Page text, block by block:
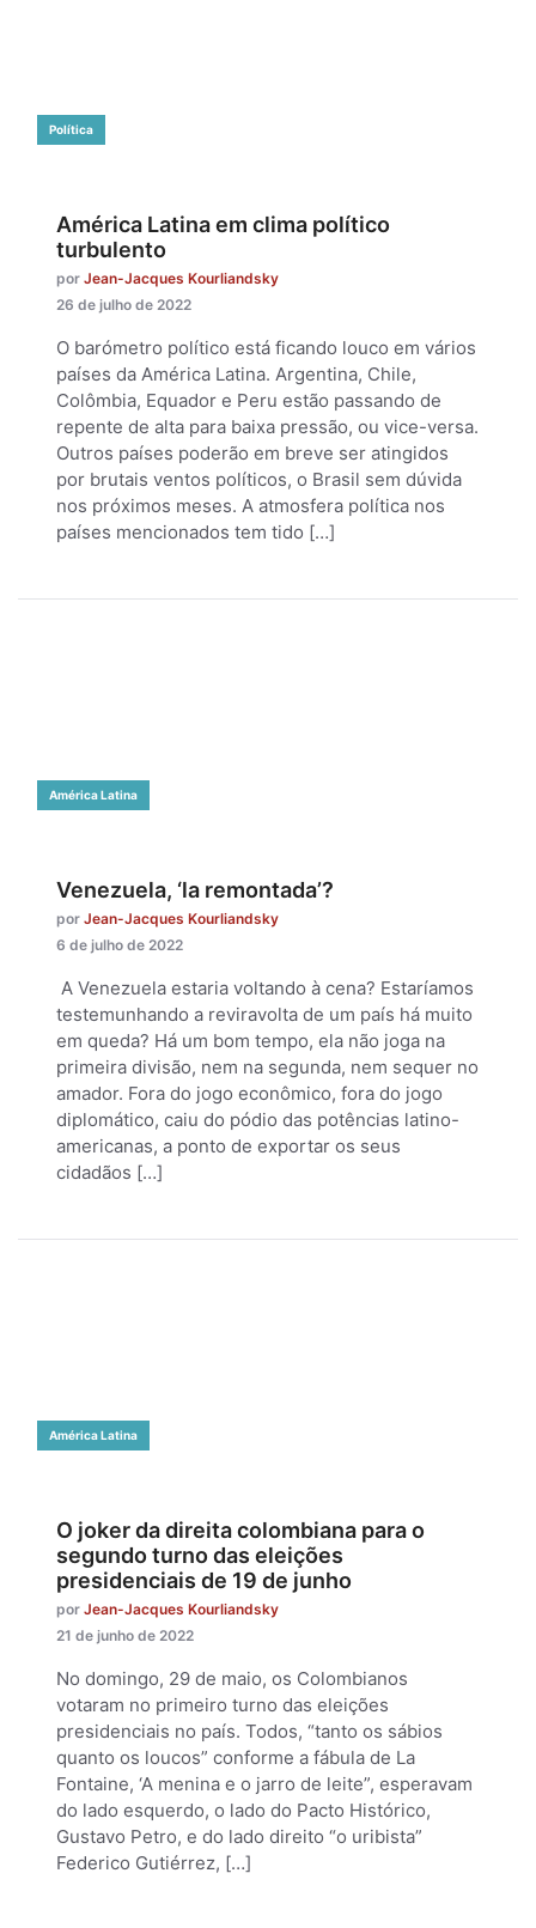
Política
América Latina em clima político
turbulento
por Jean-Jacques Kourliandsky
26 de julho de 2022
O barómetro político está ficando louco em vários
países da América Latina. Argentina, Chile,
Colômbia, Equador e Peru estão passando de
repente de alta para baixa pressão, ou vice-versa.
Outros países poderão em breve ser atingidos
por brutais ventos políticos, o Brasil sem dúvida
nos próximos meses. A atmosfera política nos
países mencionados tem tido […]
América Latina
Venezuela, ‘la remontada’?
por Jean-Jacques Kourliandsky
6 de julho de 2022
A Venezuela estaria voltando à cena? Estaríamos
testemunhando a reviravolta de um país há muito
em queda? Há um bom tempo, ela não joga na
primeira divisão, nem na segunda, nem sequer no
amador. Fora do jogo econômico, fora do jogo
diplomático, caiu do pódio das potências latino-
americanas, a ponto de exportar os seus
cidadãos […]
América Latina
O joker da direita colombiana para o
segundo turno das eleições
presidenciais de 19 de junho
por Jean-Jacques Kourliandsky
21 de junho de 2022
No domingo, 29 de maio, os Colombianos
votaram no primeiro turno das eleições
presidenciais no país. Todos, “tanto os sábios
quanto os loucos” conforme a fábula de La
Fontaine, ‘A menina e o jarro de leite”, esperavam
do lado esquerdo, o lado do Pacto Histórico,
Gustavo Petro, e do lado direito “o uribista”
Federico Gutiérrez, […]